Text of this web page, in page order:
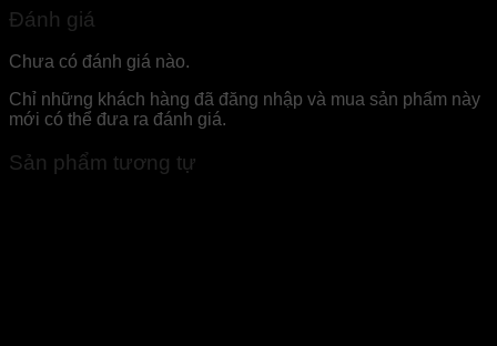
Đánh giá
Chưa có đánh giá nào.
Chỉ những khách hàng đã đăng nhập và mua sản phẩm này
mới có thể đưa ra đánh giá.
Sản phẩm tương tự